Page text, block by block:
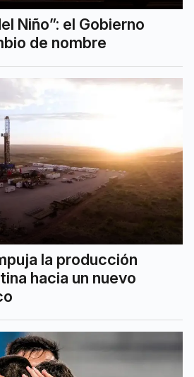
Niño”: el Gobierno
de nombre
la producción
hacia un nuevo